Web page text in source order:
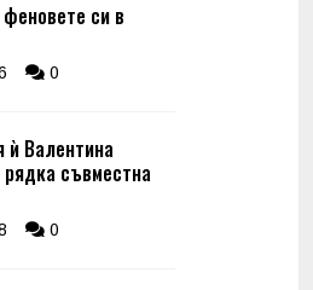
си в
0
Валентина
съвместна
0